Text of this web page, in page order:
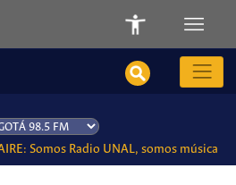
Somos Radio UNAL, somos música